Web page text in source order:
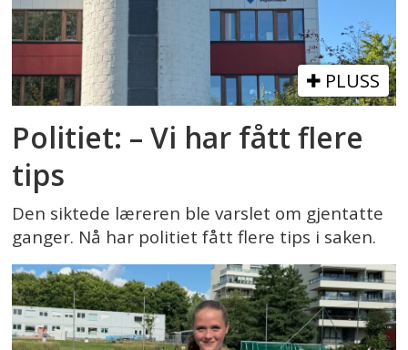
PLUSS
Politiet: – Vi har fått flere
tips
Den siktede læreren ble varslet om gjentatte
ganger. Nå har politiet fått flere tips i saken.